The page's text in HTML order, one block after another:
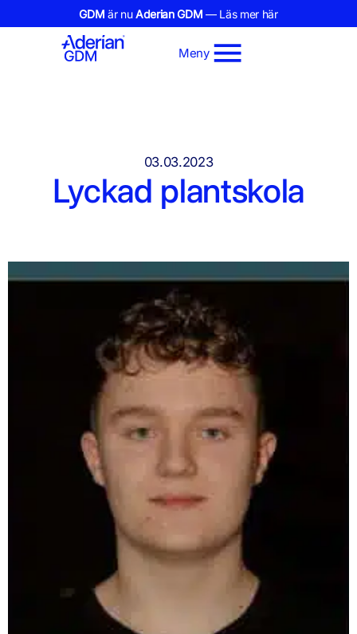
GDM är nuAderian GDM — Läs mer här
Meny
03.03.2023
Lyckad plantskola